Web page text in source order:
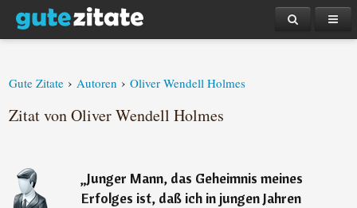
Gute Zitate › Autoren › Oliver Wendell Holmes
Zitat von Oliver Wendell Holmes
„Junger Mann, das Geheimnis meines
Erfolges ist, daß ich in jungen Jahren